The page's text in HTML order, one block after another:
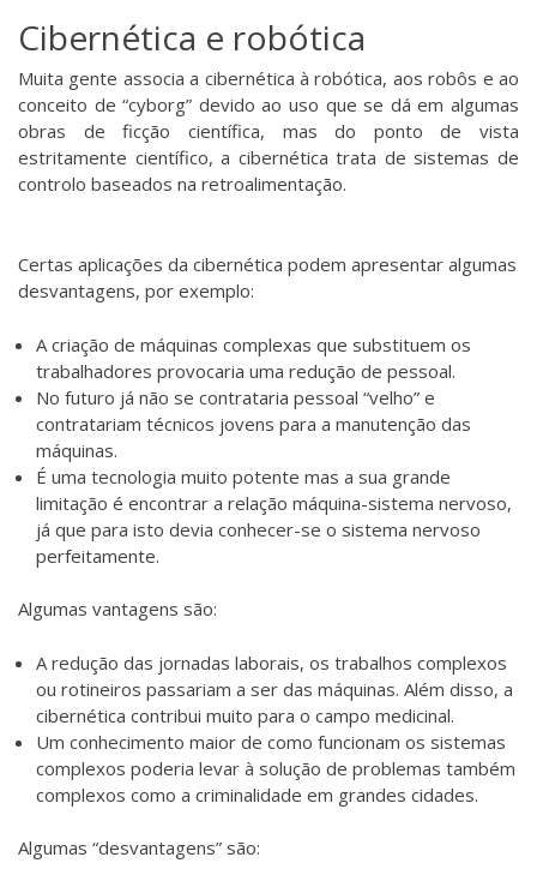
Cibernética e robótica
Muita gente associa a cibernética à robótica, aos robôs e ao
conceito de “cyborg” devido ao uso que se dá em algumas
obras de ficção científica, mas do ponto de vista
estritamente científico, a cibernética trata de sistemas de
controlo baseados na retroalimentação.
Certas aplicações da cibernética podem apresentar algumas
desvantagens, por exemplo:
A criação de máquinas complexas que substituem os
trabalhadores provocaria uma redução de pessoal.
No futuro já não se contrataria pessoal “velho” e
contratariam técnicos jovens para a manutenção das
máquinas.
É uma tecnologia muito potente mas a sua grande
limitação é encontrar a relação máquina-sistema nervoso,
já que para isto devia conhecer-se o sistema nervoso
perfeitamente.
Algumas vantagens são:
A redução das jornadas laborais, os trabalhos complexos
ou rotineiros passariam a ser das máquinas. Além disso, a
cibernética contribui muito para o campo medicinal.
Um conhecimento maior de como funcionam os sistemas
complexos poderia levar à solução de problemas também
complexos como a criminalidade em grandes cidades.
Algumas “desvantagens” são: